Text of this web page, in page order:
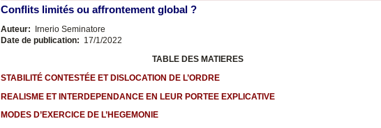
Conflits limités ou affrontement global ?
Auteur:
Irnerio Seminatore
Date de publication: 17/1/2022
TABLE DES MATIERES
STABILITÉ CONTESTÉE ET DISLOCATION DE L’ORDRE
REALISME ET INTERDEPENDANCE EN LEUR PORTEE EXPLICATIVE
MODES D’EXERCICE DE L’HEGEMONIE